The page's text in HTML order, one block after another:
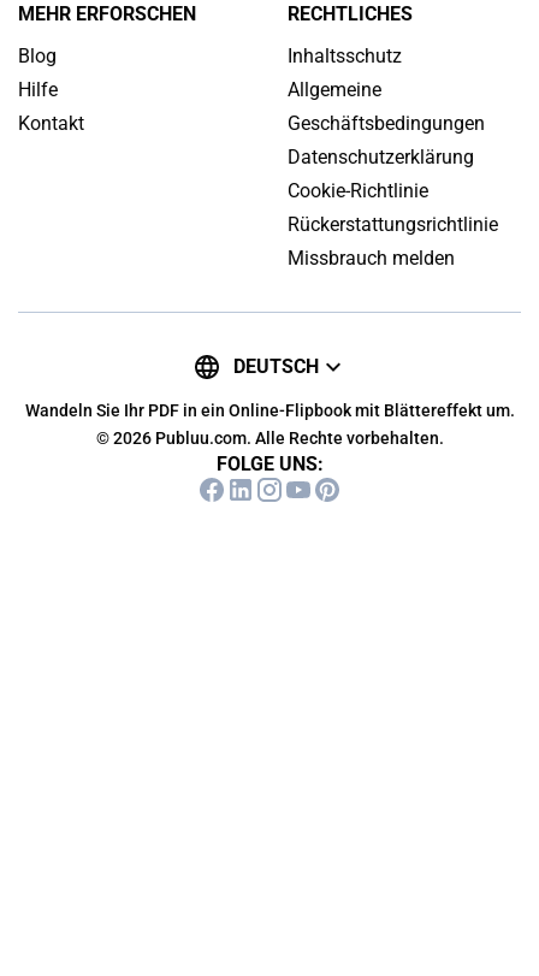
MEHR ERFORSCHEN
Blog
Hilfe
Kontakt
RECHTLICHES
Inhaltsschutz
Allgemeine
Geschäftsbedingungen
Datenschutzerklärung
Cookie-Richtlinie
Rückerstattungsrichtlinie
Missbrauch melden
DEUTSCH
Wandeln Sie Ihr PDF in ein Online-Flipbook mit Blättereffekt um.
© 2026 Publuu.com. Alle Rechte vorbehalten.
FOLGE UNS: